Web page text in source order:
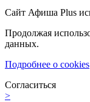
Сайт Афиша Plus
Продолжая
данных.
Подробнее о cookies
Согласиться
>